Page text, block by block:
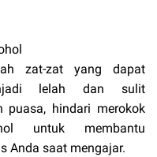
zat-zat yang dapat
lelah dan sulit
puasa, hindari merokok
untuk membantu
Anda saat mengajar.